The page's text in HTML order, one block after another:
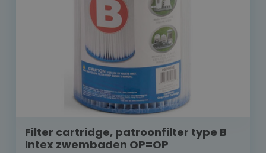
Filter cartridge, patroonfilter type B
Intex zwembaden OP=OP